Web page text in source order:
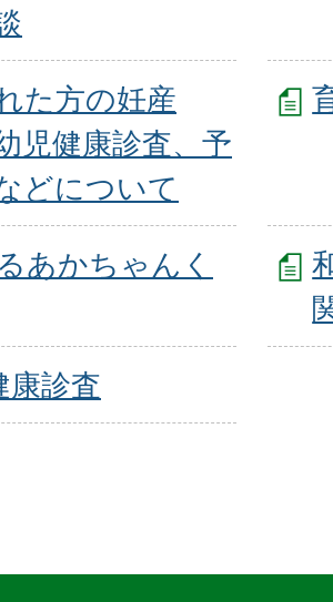
た方の妊産
児健康診査、予
どについて
あかちゃんく
康診査